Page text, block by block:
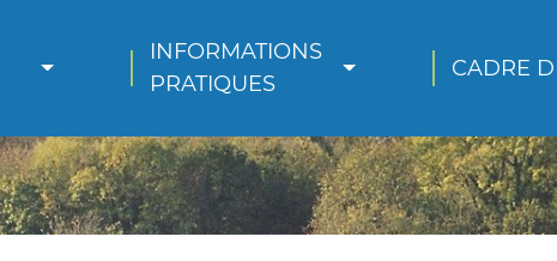
INFORMATIONS
PRATIQUES
CADRE